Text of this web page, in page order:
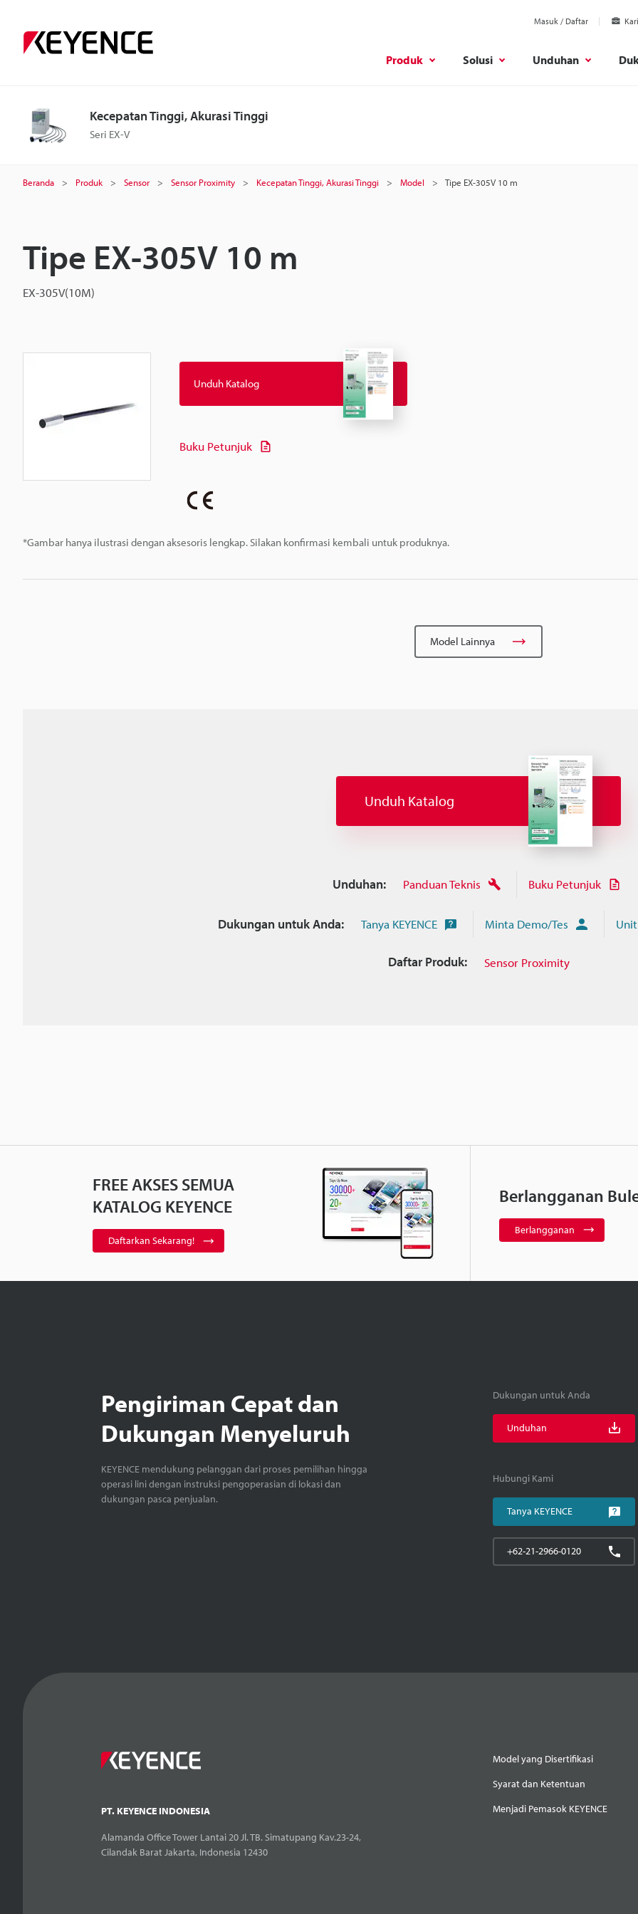
Masuk / Daftar
Produk Solusi Unduhan
Kecepatan Tinggi, Akurasi Tinggi
Seri EX-V
Beranda Produk Sensor Sensor Proximity Kecepatan Tinggi, Akurasi Tinggi Model Tipe EX-305V 10 m
Tipe EX-305V 10 m
EX-305V(10M)
*Gambar hanya ilustrasi dengan aksesoris lengkap. Silakan konfirmasi kembali untuk produknya.
Unduh Katalog
Buku Petunjuk
Model Lainnya
Unduh Katalog
Unduhan: Panduan Teknis Buku Petunjuk
Dukungan untuk Anda: Tanya KEYENCE Minta Demo/Tes
Daftar Produk: Sensor Proximity
FREE AKSES SEMUA
KATALOG KEYENCE
Daftarkan Sekarang!
Berlangganan
Berlangganan
Pengiriman Cepat dan
Dukungan Menyeluruh
KEYENCE mendukung pelanggan dari proses pemilihan hingga
operasi lini dengan instruksi pengoperasian di lokasi dan
dukungan pasca penjualan.
Dukungan untuk Anda
Unduhan
Hubungi Kami
Tanya KEYENCE
+62-21-2966-0120
PT. KEYENCE INDONESIA
Alamanda Office Tower Lantai 20 Jl. TB. Simatupang Kav.23-24,
Cilandak Barat Jakarta, Indonesia 12430
Model yang Disertifikasi
Syarat dan Ketentuan
Menjadi Pemasok KEYENCE